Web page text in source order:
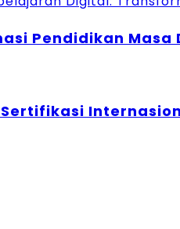
Pendidikan Masa